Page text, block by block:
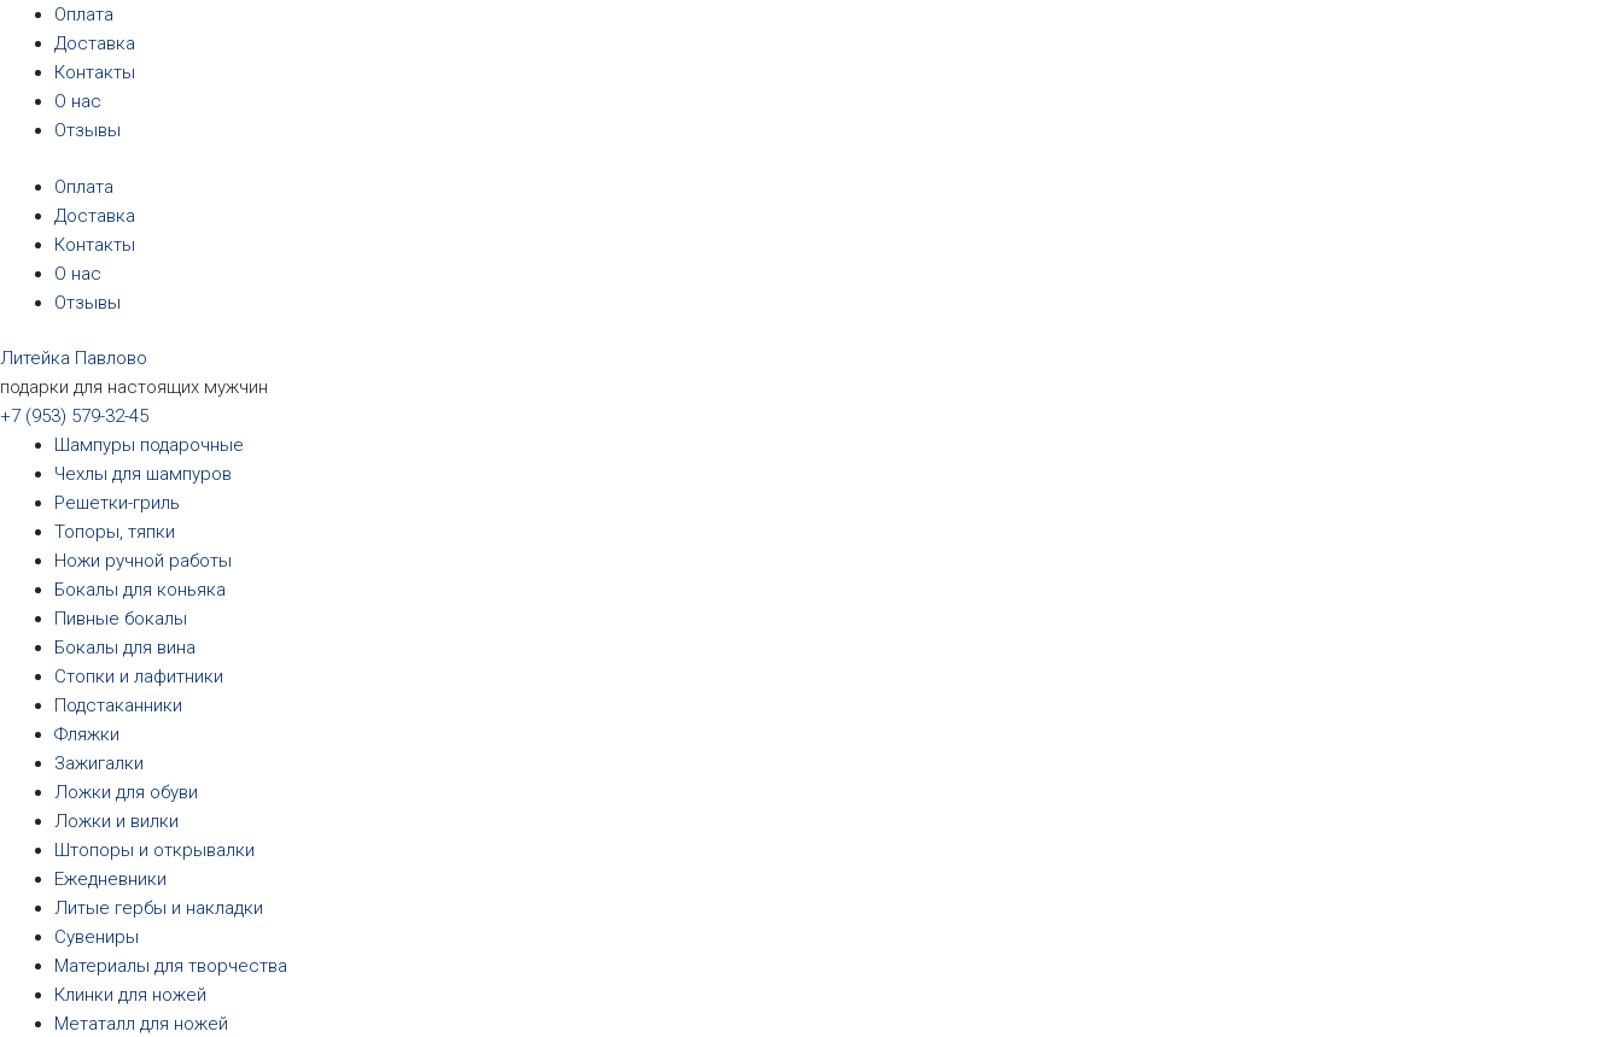
Перейти
содержимому
Оплата
Доставка
Контакты
О нас
Отзывы
Оплата
Доставка
Контакты
О нас
Отзывы
Литейка Павлово
подарки для настоящих мужчин
+7 (953) 579-32-45
Шампуры подарочные
Чехлы для шампуров
Решетки-гриль
Топоры, тяпки
Ножи ручной работы
Бокалы для коньяка
Пивные бокалы
Бокалы для вина
Стопки и лафитники
Подстаканники
Фляжки
Зажигалки
Ложки для обуви
Ложки и вилки
Штопоры и открывалки
Ежедневники
Литые гербы и накладки
Сувениры
Материалы для творчества
Клинки для ножей
Метаталл для ножей